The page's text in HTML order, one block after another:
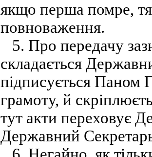
якщо перша помре,
повноваження.
5. Про передачу
складається
підписується Паном
грамоту, й
тут акти переховує
Державний